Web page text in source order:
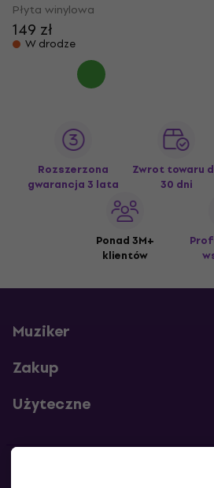
Płyta winylowa
149 zł
W drodze
Rozszerzona
gwarancja 3 lata
Zwrot towaru
30 dni
Ponad 3M+
klientów
Muziker
Zakup
Użyteczne